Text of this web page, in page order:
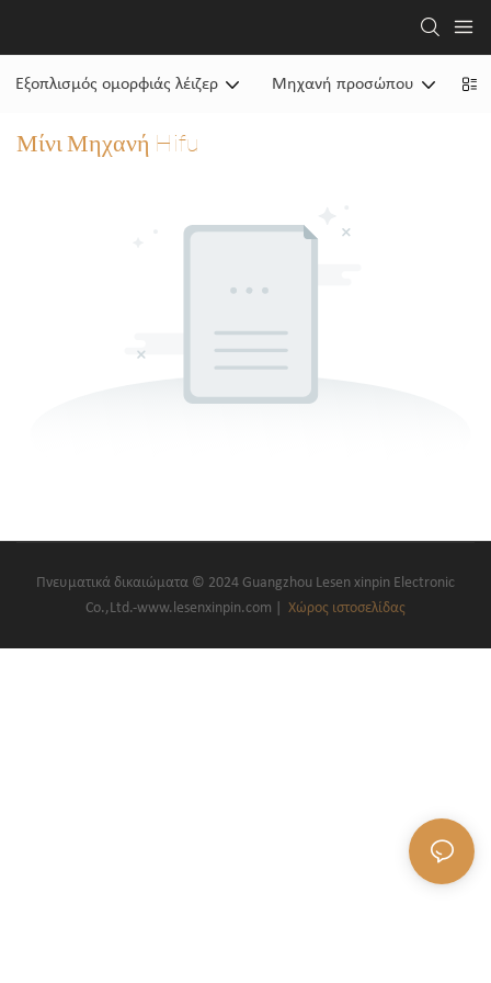
Εξοπλισμός ομορφιάς λέιζερ Μηχανή προσώπου
Μίνι Μηχανή Hifu
Πνευματικά δικαιώματα © 2024 Guangzhou Lesen xinpin Electronic
Co.,Ltd.-www.lesenxinpin.com |
Χώρος ιστοσελίδας